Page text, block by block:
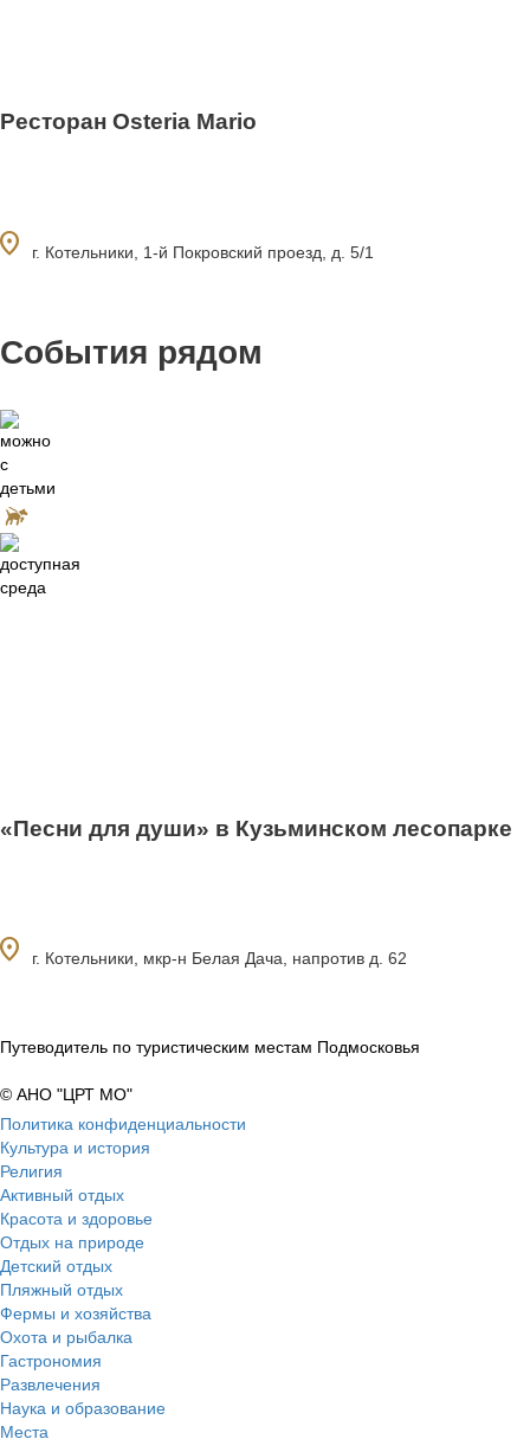
Ресторан Osteria Mario
г. Котельники, 1-й Покровский проезд, д. 5/1
События рядом
«Песни для души» в Кузьминском лесопарке
г. Котельники, мкр-н Белая Дача, напротив д. 62
Путеводитель по туристическим местам Подмосковья
© АНО "ЦРТ МО"
Политика конфиденциальности
Культура и история
Религия
Активный отдых
Красота и здоровье
Отдых на природе
Детский отдых
Пляжный отдых
Фермы и хозяйства
Охота и рыбалка
Гастрономия
Развлечения
Наука и образование
Места